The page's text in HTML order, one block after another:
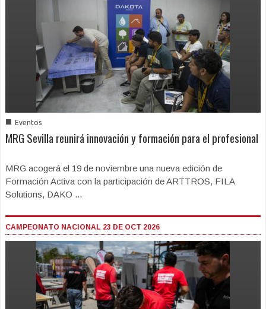
■ Eventos
MRG Sevilla reunirá innovación y formación para el profesional
MRG acogerá el 19 de noviembre una nueva edición de
Formación Activa con la participación de ARTTROS, FILA
Solutions, DAKO ...
CAMPEONATO NACIONAL 23 DE OCT 2026